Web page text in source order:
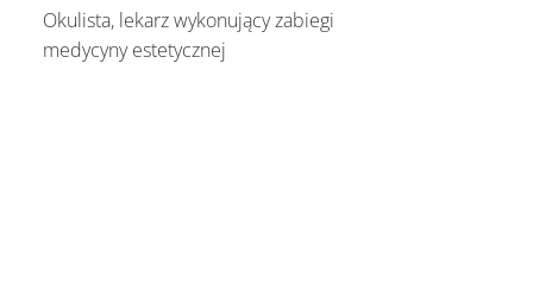
Okulista, lekarz wykonujący zabiegi
medycyny estetycznej